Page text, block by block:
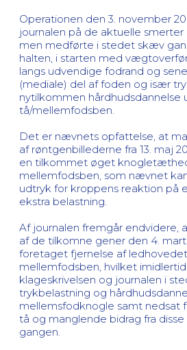
Operationen den 3. november
journalen på de aktuelle
men medførte i stedet skæv
halten, i starten med
langs udvendige fodrand og
(mediale) del af foden og især
nytilkommen hårdhudsdannelse
tå/mellemfodsben.
Det er nævnets opfattelse, at
af røntgenbillederne fra 13. maj
en tilkommet øget knogletæthed
mellemfodsben, som nævnet
udtryk for kroppens reaktion på
ekstra belastning.
Af journalen fremgår endvidere,
af de tilkomne gener den 4.
foretaget fjernelse af ledhovedet
mellemfodsben, hvilket
klageskrivelsen og journalen i
trykbelastning og
mellemsfodknogle samt nedsat
tå og manglende bidrag fra
gangen.